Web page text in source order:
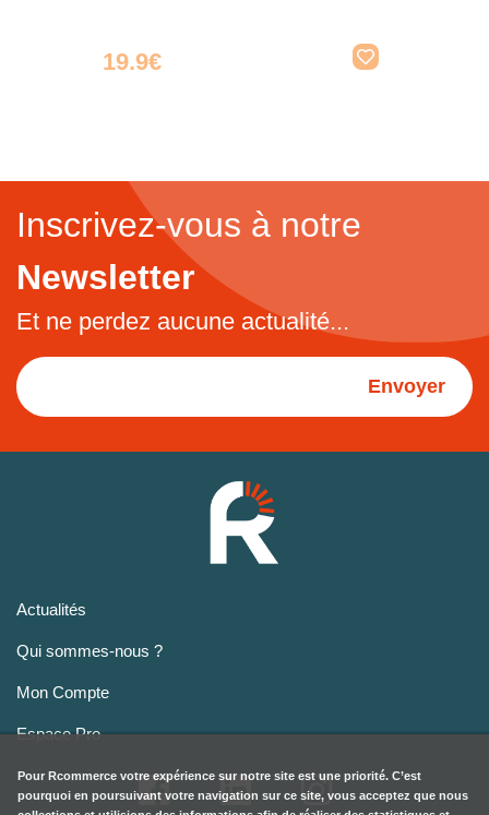
19.9€
Inscrivez-vous à notre
Newsletter
Et ne perdez aucune actualité...
Envoyer
Actualités
Qui sommes-nous ?
Mon Compte
Espace Pro
Pour Rcommerce votre expérience sur notre site est une priorité. C’est
pourquoi en poursuivant votre navigation sur ce site, vous acceptez que nous